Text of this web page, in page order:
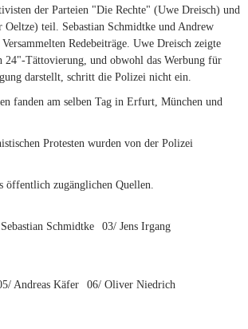
der Parteien "Die Rechte" (Uwe Dreisch) und
teil. Sebastian Schmidtke und Andrew
Redebeiträge. Uwe Dreisch zeigte
24"-Tättovierung, und obwohl das Werbung für
darstellt, schritt die Polizei nicht ein.
fanden am selben Tag in Erfurt, München und
Protesten wurden von der Polizei
öffentlich zugänglichen Quellen.
Schmidtke 03/ Jens Irgang
Andreas Käfer 06/ Oliver Niedrich